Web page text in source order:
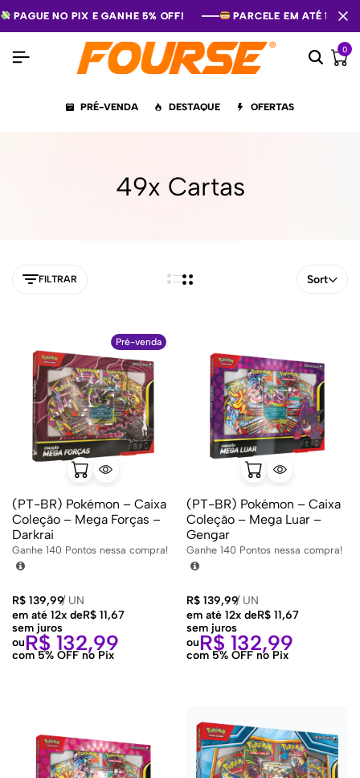
PAGUE NO PIX E GANHE 5% OFF! PARCELE EM ATÉ 12X
PAGUE NO PIX E GANHE 5% OFF! PARCELE EM ATÉ 12X
PAGUE NO PIX E GANHE 5% OFF! PARCELE EM ATÉ 12X
0
PRÉ-VENDA DESTAQUE OFERTAS
49x Cartas
FILTRAR Sort
Pré-venda
(PT-BR) Pokémon – Caixa
Coleção – Mega Forças –
Darkrai
Ganhe 140 Pontos nessa compra!
R$ 139,99/UN
em até 12x deR$ 11,67
sem juros
ouR$ 132,99
com 5% OFF no Pix
(PT-BR) Pokémon – Caixa
Coleção – Mega Luar –
Gengar
Ganhe 140 Pontos nessa compra!
R$139,99/UN
em até 12x deR$11,67
sem juros
ouR$ 132,99
com 5% OFF no Pix